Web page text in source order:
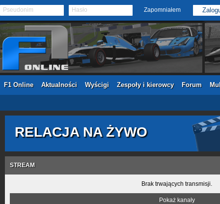
Pseudonim Hasło Zapomniałem
F1 Online Aktualności Wyścigi Zespoły i kierowcy Forum
RELACJA NA ŻYWO
STREAM
Brak trwających transmisji.
Pokaż kanały